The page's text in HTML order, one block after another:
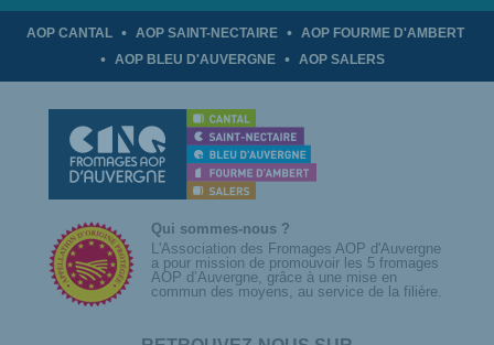
AOP CANTAL AOP SAINT-NECTAIRE
AOP FOURME D'AMBERT
AOP BLEU D'AUVERGNE
AOP SALERS
Qui sommes-nous ?
L'Association des Fromages AOP d'Auvergne
a pour mission de promouvoir les 5 fromages
AOP d’Auvergne, grâce à une mise en
commun des moyens, au service de la filière.